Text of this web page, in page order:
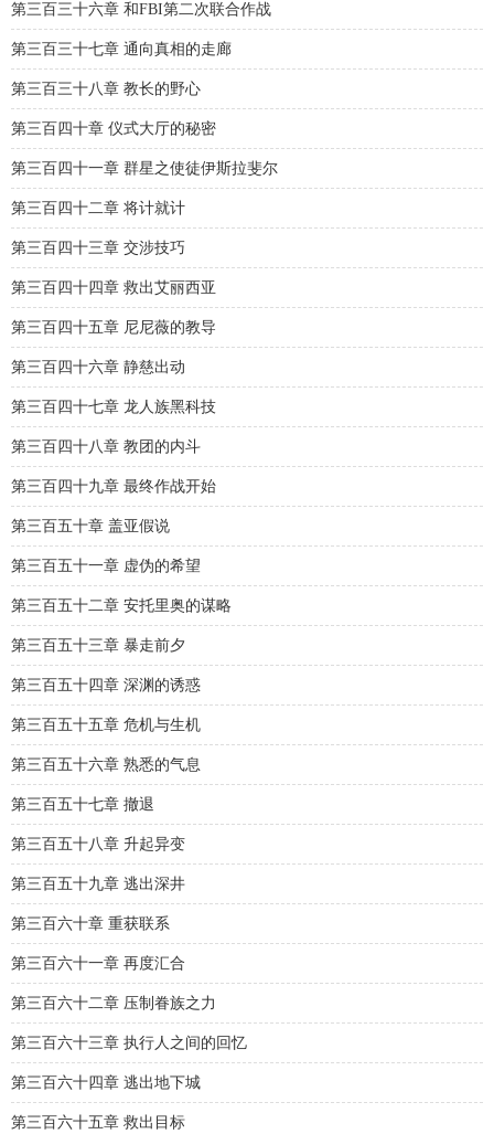
第三百三十六章 和FBI第二次联合作战
第三百三十七章 通向真相的走廊
第三百三十八章 教长的野心
第三百四十章 仪式大厅的秘密
第三百四十一章 群星之使徒伊斯拉斐尔
第三百四十二章 将计就计
第三百四十三章 交涉技巧
第三百四十四章 救出艾丽西亚
第三百四十五章 尼尼薇的教导
第三百四十六章 静慈出动
第三百四十七章 龙人族黑科技
第三百四十八章 教团的内斗
第三百四十九章 最终作战开始
第三百五十章 盖亚假说
第三百五十一章 虚伪的希望
第三百五十二章 安托里奥的谋略
第三百五十三章 暴走前夕
第三百五十四章 深渊的诱惑
第三百五十五章 危机与生机
第三百五十六章 熟悉的气息
第三百五十七章 撤退
第三百五十八章 升起异变
第三百五十九章 逃出深井
第三百六十章 重获联系
第三百六十一章 再度汇合
第三百六十二章 压制眷族之力
第三百六十三章 执行人之间的回忆
第三百六十四章 逃出地下城
第三百六十五章 救出目标